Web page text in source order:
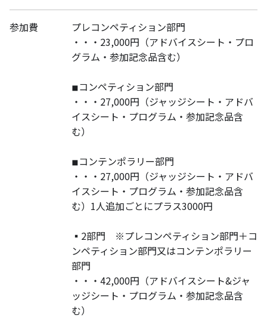
参加費
プレコンペティション部門
・・・23,000円（アドバイスシート・プロ
グラム・参加記念品含む）
◾︎コンペティション部門
・・・27,000円（ジャッジシート・アドバ
イスシート・プログラム・参加記念品含
む）
◾︎コンテンポラリー部門
・・・27,000円（ジャッジシート・アドバ
イスシート・プログラム・参加記念品含
む）1人追加ごとにプラス3000円
▪️2部門 ※プレコンペティション部門＋コ
ンペティション部門又はコンテンポラリー
部門
・・・42,000円（アドバイスシート&ジャ
ッジシート・プログラム・参加記念品含
む）